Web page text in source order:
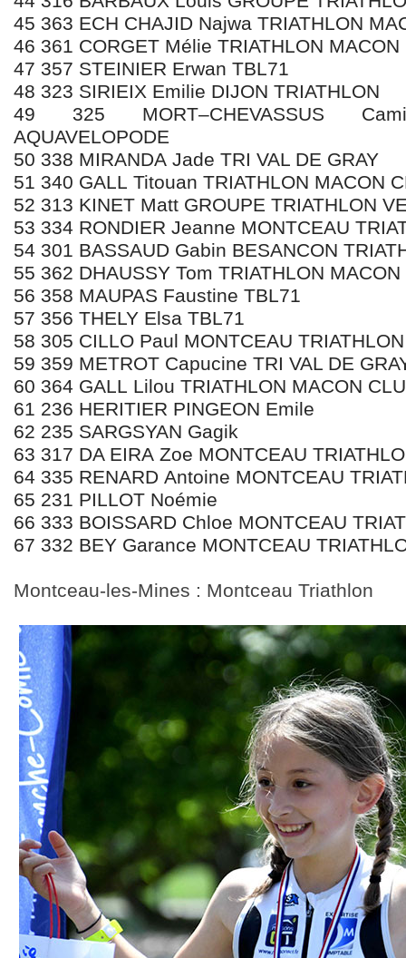
45 363 ECH CHAJID Najwa TRIATHLON
46 361 CORGET Mélie TRIATHLON MACON
47 357 STEINIER Erwan TBL71
48 323 SIRIEIX Emilie DIJON TRIATHLON
49 325 MORT–CHEVASSUS
AQUAVELOPODE
50 338 MIRANDA Jade TRI VAL DE GRAY
51 340 GALL Titouan TRIATHLON MACON
52 313 KINET Matt GROUPE TRIATHLON
53 334 RONDIER Jeanne MONTCEAU
54 301 BASSAUD Gabin BESANCON
55 362 DHAUSSY Tom TRIATHLON MACON
56 358 MAUPAS Faustine TBL71
57 356 THELY Elsa TBL71
58 305 CILLO Paul MONTCEAU TRIATHLON
59 359 METROT Capucine TRI VAL DE
60 364 GALL Lilou TRIATHLON MACON
61 236 HERITIER PINGEON Emile
62 235 SARGSYAN Gagik
63 317 DA EIRA Zoe MONTCEAU
64 335 RENARD Antoine MONTCEAU
65 231 PILLOT Noémie
66 333 BOISSARD Chloe MONTCEAU
67 332 BEY Garance MONTCEAU
Montceau-les-Mines : Montceau Triathlon